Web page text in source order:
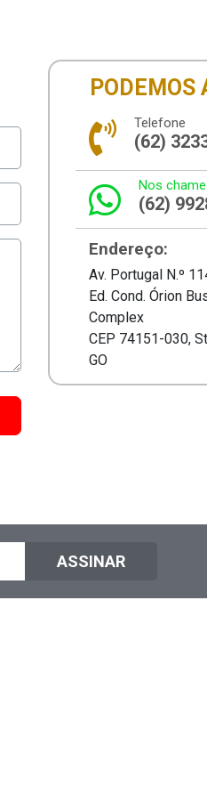
PODEMOS
Telefone
(62)
Nos
(62)
Endereço:
Av. Portugal N.º
Ed. Cond. Órion
Complex
CEP 74151-030,
GO
ASSINAR
Enviar